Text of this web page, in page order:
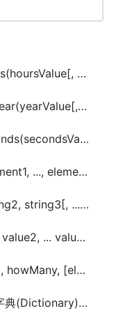
JavaScript(JS) date.setUTCHours(hoursValue[, minutesValue[, secondsValue[, msValue]]])
JavaScript(JS) date.setUTCFullYear(yearValue[, monthValue[, dayValue]])
JavaScript(JS) date.setUTCSeconds(secondsValue[, msValue])
JavaScript(JS) array.unshift( element1, ..., elementN )
JavaScript(JS) string.concat(string2, string3[, ..., stringN])
JavaScript(JS) Math.max(value1, value2, ... valueN )
JavaScript(JS) array.splice(index, howMany, [element1][, ..., elementN])
.NET(C#)遍历(for,foreach,while)字典(Dictionary)的几种方法